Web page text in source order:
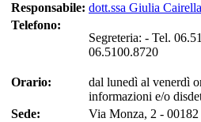
Responsabile: dott.ssa Giulia Cairella
Telefono:
Segreteria: - Tel.
06.5100.8720
Orario:
dal lunedì al venerdì
informazioni e/o
Sede:
Via Monza, 2 - 00182